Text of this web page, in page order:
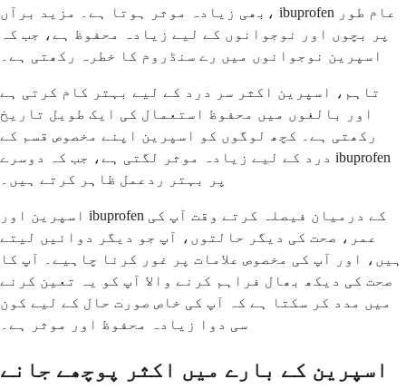
بھی زیادہ موثر ہوتا ہے۔ مزید برآں، ibuprofen عام طور
پر بچوں اور نوجوانوں کے لیے زیادہ محفوظ ہے، جب کہ
اسپرین نوجوانوں میں رے سنڈروم کا خطرہ رکھتی ہے۔
تاہم، اسپرین اکثر سر درد کے لیے بہتر کام کرتی ہے
اور بالغوں میں محفوظ استعمال کی ایک طویل تاریخ
رکھتی ہے۔ کچھ لوگوں کو اسپرین اپنے مخصوص قسم کے
درد کے لیے زیادہ موثر لگتی ہے، جب کہ دوسرے ibuprofen
پر بہتر ردعمل ظاہر کرتے ہیں۔
اسپرین اور ibuprofen کے درمیان فیصلہ کرتے وقت آپ کی
عمر، صحت کی دیگر حالتوں، آپ جو دیگر دوائیں لیتے
ہیں، اور آپ کی مخصوص علامات پر غور کرنا چاہیے۔ آپ کا
صحت کی دیکھ بھال فراہم کرنے والا آپ کو یہ تعین کرنے
میں مدد کر سکتا ہے کہ آپ کی خاص صورت حال کے لیے کون
سی دوا زیادہ محفوظ اور موثر ہے۔
اسپرین کے بارے میں اکثر پوچھے جانے